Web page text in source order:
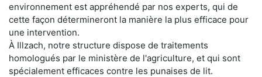
environnement est appréhendé par nos experts, qui de
cette façon détermineront la manière la plus efficace pour
une intervention.
À Illzach, notre structure dispose de traitements
homologués par le ministère de l'agriculture, et qui sont
spécialement efficaces contre les punaises de lit.